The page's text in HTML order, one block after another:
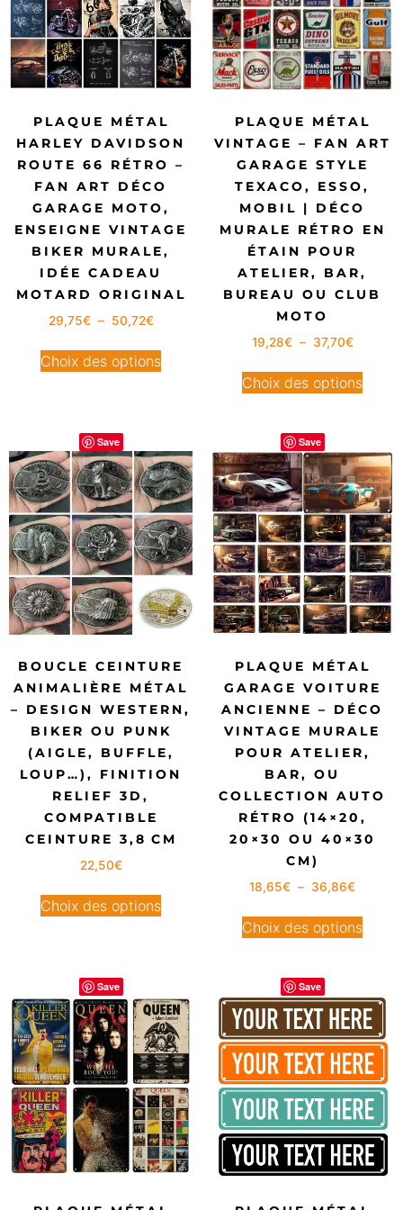
PLAQUE MÉTAL
HARLEY DAVIDSON
ROUTE 66 RÉTRO –
FAN ART DÉCO
GARAGE MOTO,
ENSEIGNE VINTAGE
BIKER MURALE,
IDÉE CADEAU
MOTARD ORIGINAL
29,75€ – 50,72€
Choix des options
PLAQUE MÉTAL
VINTAGE – FAN ART
GARAGE STYLE
TEXACO, ESSO,
MOBIL | DÉCO
MURALE RÉTRO EN
ÉTAIN POUR
ATELIER, BAR,
BUREAU OU CLUB
MOTO
19,28€ – 37,70€
Choix des options
Save
BOUCLE CEINTURE
ANIMALIÈRE MÉTAL
– DESIGN WESTERN,
BIKER OU PUNK
(AIGLE, BUFFLE,
LOUP…), FINITION
RELIEF 3D,
COMPATIBLE
CEINTURE 3,8 CM
22,50€
Choix des options
Save
PLAQUE MÉTAL
GARAGE VOITURE
ANCIENNE – DÉCO
VINTAGE MURALE
POUR ATELIER,
BAR, OU
COLLECTION AUTO
RÉTRO (14×20,
20×30 OU 40×30
CM)
18,65€ – 36,86€
Choix des options
Save Save